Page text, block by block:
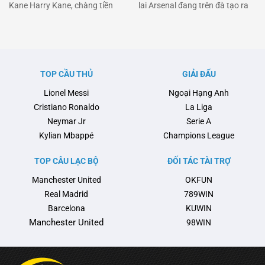
Kane Harry Kane, chàng tiền
gia nhập Barcelona. Với bản
Kane có điều …
lai Arsenal đang trên đà tạo ra
kết và tín hiệu vui đang dần hiện
TOP CẦU THỦ
Lionel Messi
Cristiano Ronaldo
Neymar Jr
Kylian Mbappé
GIẢI ĐẤU
Ngoại Hạng Anh
La Liga
Serie A
Champions League
TOP CÂU LẠC BỘ
Manchester United
Real Madrid
Barcelona
Manchester United
ĐỐI TÁC TÀI TRỢ
OKFUN
789WIN
KUWIN
98WIN